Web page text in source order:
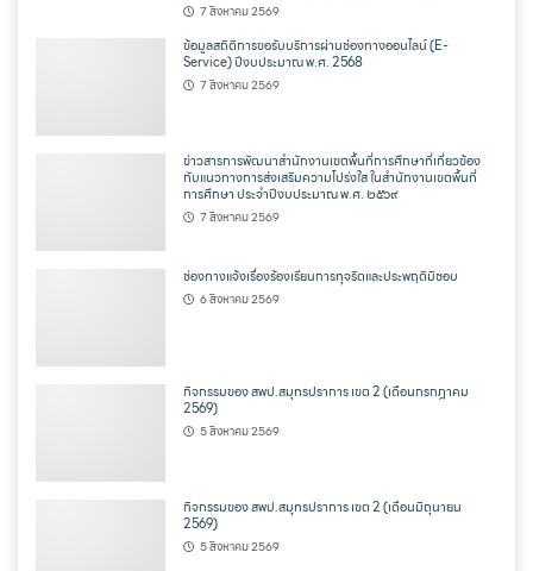
7 สิงหาคม 2569
ข้อมูลสถิติการขอรับบริการผ่านช่องทางออนไลน์ (E-
Service) ปีงบประมาณ พ.ศ. 2568
7 สิงหาคม 2569
ข่าวสารการพัฒนาสำนักงานเขตพื้นที่การศึกษาที่เกี่ยวข้อง
กับแนวทางการส่งเสริมความโปร่งใส ในสำนักงานเขตพื้นที่
การศึกษา ประจำปีงบประมาณ พ.ศ. ๒๕๖๙
7 สิงหาคม 2569
ช่องทางแจ้งเรื่องร้องเรียนการทุจริตและประพฤติมิชอบ
6 สิงหาคม 2569
กิจกรรมของ สพป.สมุทรปราการ เขต 2 (เดือนกรกฎาคม
2569)
5 สิงหาคม 2569
กิจกรรมของ สพป.สมุทรปราการ เขต 2 (เดือนมิถุนายน
2569)
5 สิงหาคม 2569